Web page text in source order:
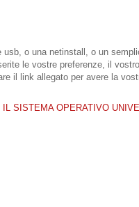
o una netinstall, o un
le vostre preferenze, il
il link allegato per avere la
IL SISTEMA OPERATIVO